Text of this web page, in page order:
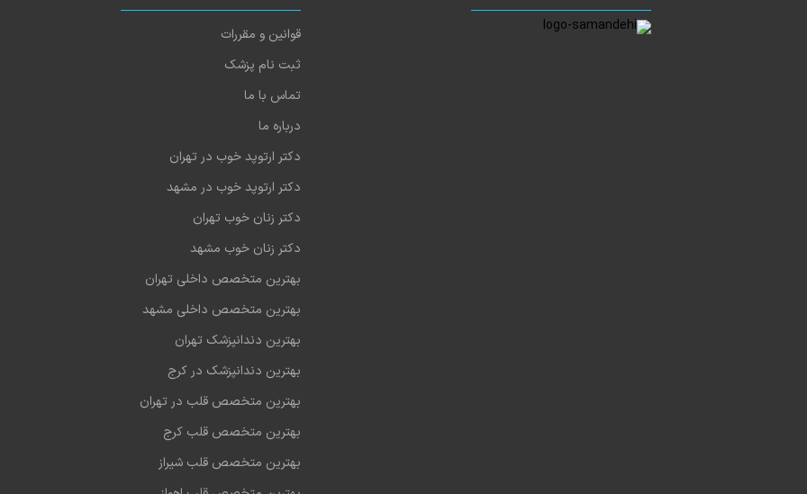
قوانین و مقررات
ثبت نام پزشک
تماس با ما
درباره ما
دکتر ارتوپد خوب در تهران
دکتر ارتوپد خوب در مشهد
دکتر زنان خوب تهران
دکتر زنان خوب مشهد
بهترین متخصص داخلی تهران
بهترین متخصص داخلی مشهد
بهترین دندانپزشک تهران
بهترین دندانپزشک در کرج
بهترین متخصص قلب در تهران
بهترین متخصص قلب کرج
بهترین متخصص قلب شیراز